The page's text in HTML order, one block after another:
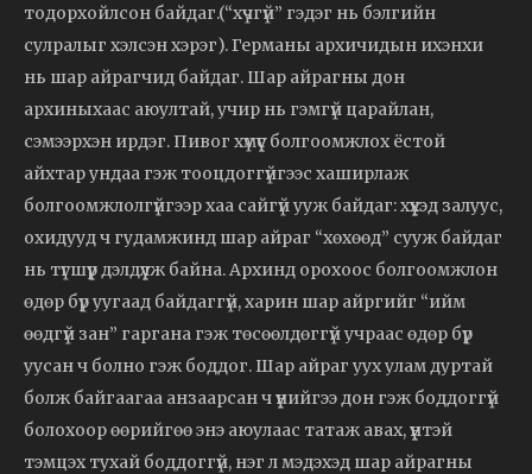
тодорхойлсон байдаг.(“хүчгүй” гэдэг нь бэлгийн
сулралыг хэлсэн хэрэг). Германы архичидын ихэнхи
нь шар айрагчид байдаг. Шар айрагны дон
архиныхаас аюултай, учир нь гэмгүй царайлан,
сэмээрхэн ирдэг. Пивог хүмүүс болгоомжлох ёстой
айхтар ундаа гэж тооцдоггүйгээс хаширлаж
болгоомжлолгүйгээр хаа сайгүй ууж байдаг: хүүхэд залуус,
охидууд ч гудамжинд шар айраг “хөхөөд” сууж байдаг
нь түгшүүр дэлдүүлж байна. Архинд орохоос болгоомжлон
өдөр бүр уугаад байдаггүй, харин шар айргийг “ийм
өөдгүй зан” гаргана гэж төсөөлдөггүй учраас өдөр бүр
уусан ч болно гэж боддог. Шар айраг уух улам дуртай
болж байгаагаа анзаарсан ч үүнийгээ дон гэж боддоггүй
болохоор өөрийгөө энэ аюулаас татаж авах, үүнтэй
тэмцэх тухай боддоггүй, нэг л мэдэхэд шар айрагны